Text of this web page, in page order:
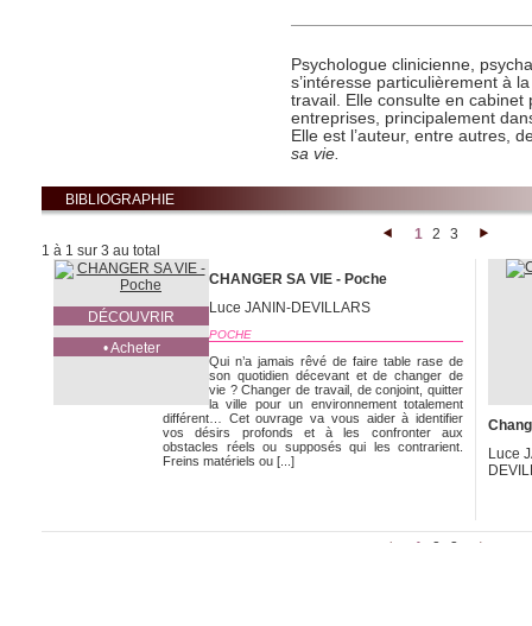
Psychologue clinicienne,
s’intéresse particulièrement à
travail. Elle consulte en
entreprises, principalement
Elle est l’auteur, entre autres,
sa vie.
BIBLIOGRAPHIE
1 2 3
1 à 1 sur 3 au total
DÉCOUVRIR
• Acheter
CHANGER SA VIE - Poche
Luce JANIN-DEVILLARS
POCHE
Qui n’a jamais rêvé de faire table rase de
son quotidien décevant et de changer de
vie ? Changer de travail, de conjoint, quitter
la ville pour un environnement totalement
différent… Cet ouvrage va vous aider à identifier
vos désirs profonds et à les confronter aux
obstacles réels ou supposés qui les contrarient.
Freins matériels ou [...]
Luce
1 2 3